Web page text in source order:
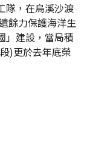
隊，在烏溪沙渡
餘力保護海洋生
」建設，當局積
)更於去年底榮